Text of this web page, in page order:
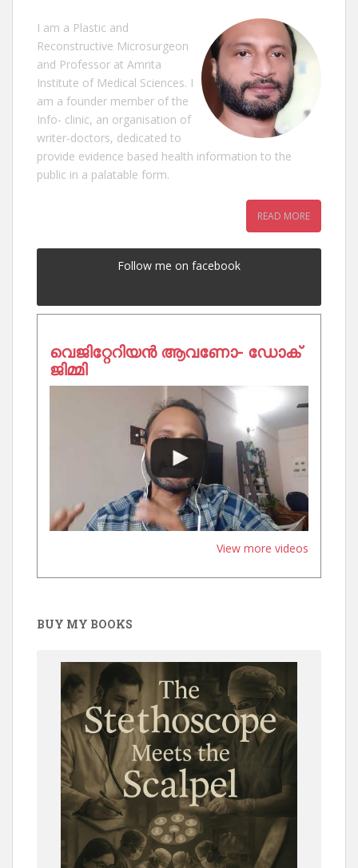
I am a Plastic and
Reconstructive Microsurgeon
and Professor at Amrita
Institute of Medical Sciences. I
am a founder member of the
Info- clinic, an organisation of
writer-doctors, dedicated to
provide evidence based health information to the
public in a palatable form.
READ MORE
Follow me on facebook
വെജിറ്റേറിയൻ ആവണോ- ഡോക്
ജിമ്മി
View more videos
BUY MY BOOKS